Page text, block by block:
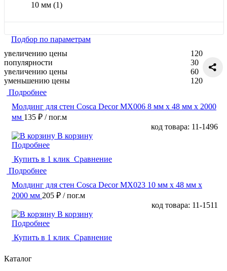
10 мм (1)
Подбор по параметрам
увеличению цены
популярности
увеличению цены
уменьшению цены
120
30
60
120
Подробнее
Молдинг для стен Cosca Decor MX006 8 мм х 48 мм х 2000
мм 135 ₽ / пог.м
код товара: 11-1496
В корзину
Подробнее
Купить в 1 клик Сравнение
Подробнее
Молдинг для стен Cosca Decor MX023 10 мм х 48 мм х
2000 мм 205 ₽ / пог.м
код товара: 11-1511
В корзину
Подробнее
Купить в 1 клик Сравнение
Каталог